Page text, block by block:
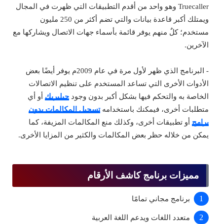
Truecaller وهو واحد من أقدم التطبيقات التي ظهرت في المجال
ويمتلك أكبر قاعدة بيانات والتي تضم أكثر من 250 مليون
مستخدم؛ كلٌ منهم يوفر قائمة بأسماء جهات الاتصال ويشاركها مع
الآخرين.
- البرنامج الذي ظهر لأول مرة في عام 2009م يوفر أيضًا بعض
الأدوات الأخرى التي تساعد المستخدم على تنظيم الاتصالات
الخاصة به والتحكم فيها بشكل أكبر بدون وجود جيلبريك أو أي
متطلبات أخرى، فيمكنك باستخدامهتسجيل المكالمات بدون
برامج أو تطبيقات أخرى، وكذلك منع المكالمات المزيفة، كما
يمكن من خلاله حظر بعض المكالمات والكثير من المزايا الأخرى.
مميزات برنامج كاشف الأرقام
برنامج مجاني تمامًا
متعدد اللغات ويدعم اللغة العربية